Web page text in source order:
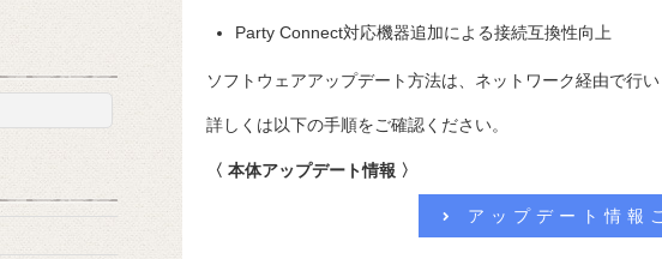
Party Connect対応機器追加による接続互換性向上
ソフトウェアアップデート方法は、ネットワーク経由で行
詳しくは以下の手順をご確認ください。
〈 本体アップデート情報 〉
アップデート情報